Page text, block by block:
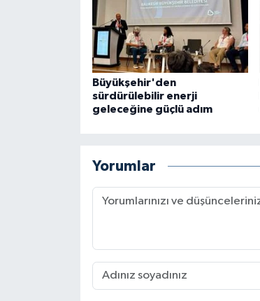
Büyükşehir'den
sürdürülebilir enerji
geleceğine güçlü adım
Yorumlar